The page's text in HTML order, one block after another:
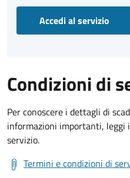
Accedi al servizio
Condizioni di
Per conoscere i dettagli di
informazioni importanti, leggi
servizio.
Termini e condizioni di